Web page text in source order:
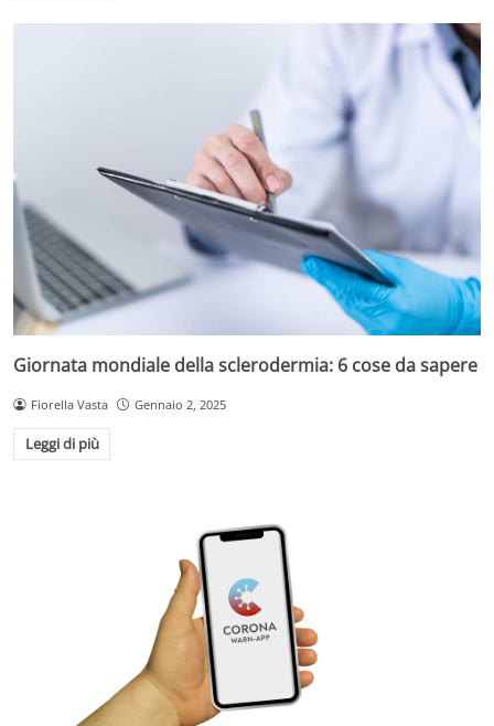
Giornata mondiale della sclerodermia: 6 cose da sapere
Fiorella Vasta Gennaio 2, 2025
Leggi di più